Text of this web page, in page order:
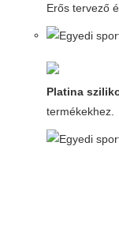
Erős tervező
Platina
termékekhez.